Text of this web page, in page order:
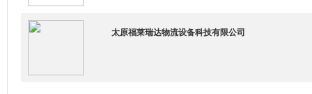
太原福莱瑞达物流设备科技有限公司